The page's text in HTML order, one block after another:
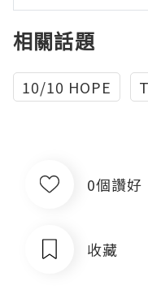
相關話題
10/10 HOPE
0個讚好
收藏